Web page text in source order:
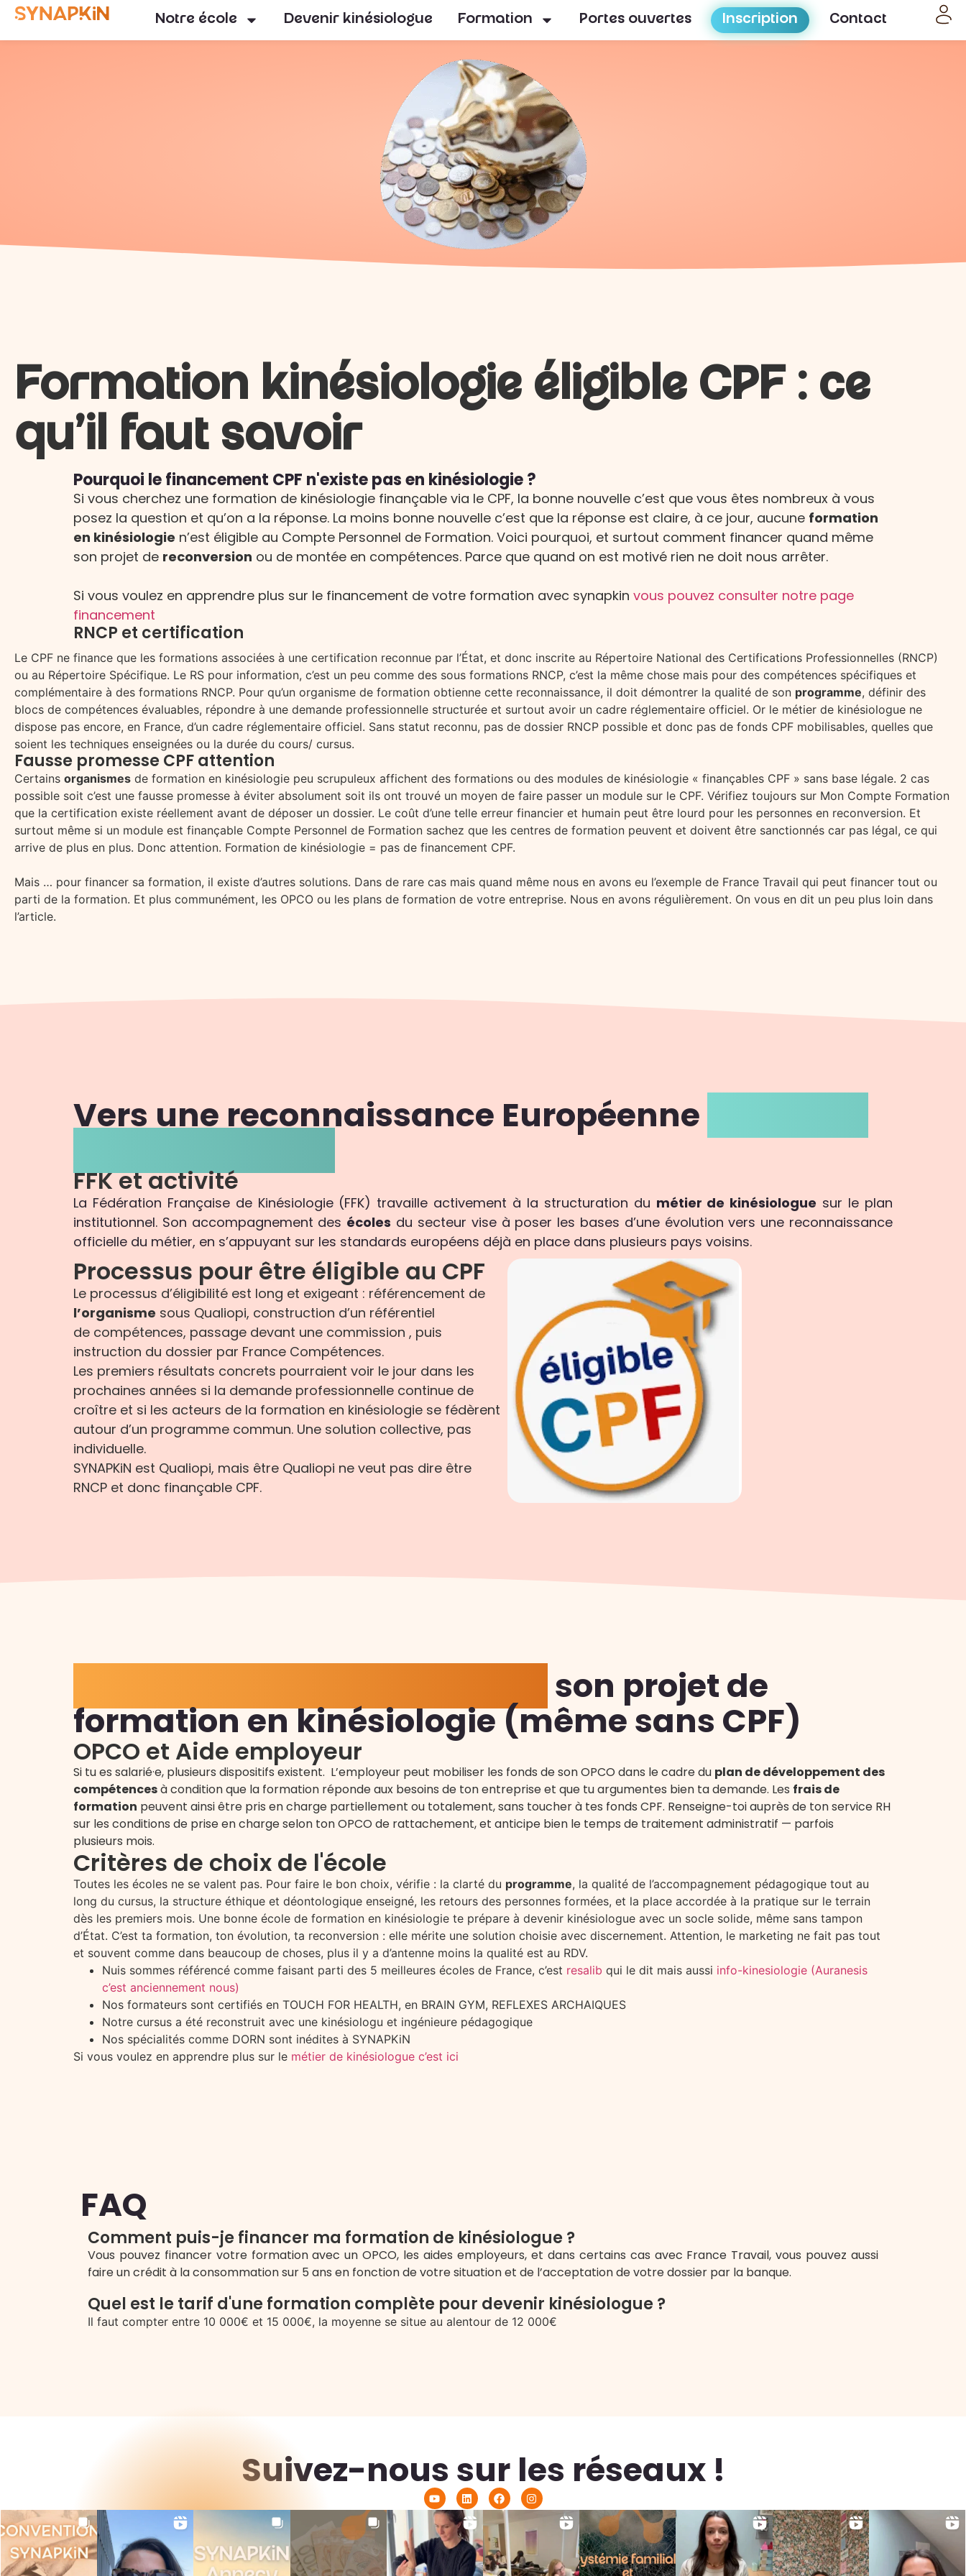
Notre école Devenir kinésiologue Formation Portes ouvertes Inscription Contact
Formation kinésiologie éligible CPF : ce
qu'il faut savoir
Pourquoi le financement CPF n'existe pas en kinésiologie ?
Si vous cherchez une formation de kinésiologie finançable via le CPF, la bonne nouvelle c’est que vous êtes nombreux à vous
posez la question et qu’on a la réponse. La moins bonne nouvelle c’est que la réponse est claire, à ce jour, aucune formation
en kinésiologie n’est éligible au Compte Personnel de Formation. Voici pourquoi, et surtout comment financer quand même
son projet de reconversion ou de montée en compétences. Parce que quand on est motivé rien ne doit nous arrêter.
Si vous voulez en apprendre plus sur le financement de votre formation avec synapkin vous pouvez consulter notre page
financement
RNCP et certification
Le CPF ne finance que les formations associées à une certification reconnue par l’État, et donc inscrite au Répertoire National des Certifications Professionnelles (RNCP)
ou au Répertoire Spécifique. Le RS pour information, c’est un peu comme des sous formations RNCP, c’est la même chose mais pour des compétences spécifiques et
complémentaire à des formations RNCP. Pour qu’un organisme de formation obtienne cette reconnaissance, il doit démontrer la qualité de son programme, définir des
blocs de compétences évaluables, répondre à une demande professionnelle structurée et surtout avoir un cadre réglementaire officiel. Or le métier de kinésiologue ne
dispose pas encore, en France, d’un cadre réglementaire officiel. Sans statut reconnu, pas de dossier RNCP possible et donc pas de fonds CPF mobilisables, quelles que
soient les techniques enseignées ou la durée du cours/ cursus.
Fausse promesse CPF attention
Certains organismes de formation en kinésiologie peu scrupuleux affichent des formations ou des modules de kinésiologie « finançables CPF » sans base légale. 2 cas
possible soit c’est une fausse promesse à éviter absolument soit ils ont trouvé un moyen de faire passer un module sur le CPF. Vérifiez toujours sur Mon Compte Formation
que la certification existe réellement avant de déposer un dossier. Le coût d’une telle erreur financier et humain peut être lourd pour les personnes en reconversion. Et
surtout même si un module est finançable Compte Personnel de Formation sachez que les centres de formation peuvent et doivent être sanctionnés car pas légal, ce qui
arrive de plus en plus. Donc attention. Formation de kinésiologie = pas de financement CPF.
Mais … pour financer sa formation, il existe d’autres solutions. Dans de rare cas mais quand même nous en avons eu l’exemple de France Travail qui peut financer tout ou
parti de la formation. Et plus communément, les OPCO ou les plans de formation de votre entreprise. Nous en avons régulièrement. On vous en dit un peu plus loin dans
l’article.
Vers une reconnaissance Européenne
FFK et activité
La Fédération Française de Kinésiologie (FFK) travaille activement à la structuration du métier de kinésiologue sur le plan
institutionnel. Son accompagnement des écoles du secteur vise à poser les bases d’une évolution vers une reconnaissance
officielle du métier, en s’appuyant sur les standards européens déjà en place dans plusieurs pays voisins.
Processus pour être éligible au CPF
Le processus d’éligibilité est long et exigeant : référencement de
l’organisme sous Qualiopi, construction d’un référentiel
de compétences, passage devant une commission , puis
instruction du dossier par France Compétences.
Les premiers résultats concrets pourraient voir le jour dans les
prochaines années si la demande professionnelle continue de
croître et si les acteurs de la formation en kinésiologie se fédèrent
autour d’un programme commun. Une solution collective, pas
individuelle.
SYNAPKiN est Qualiopi, mais être Qualiopi ne veut pas dire être
RNCP et donc finançable CPF.
son projet de
formation en kinésiologie (même sans CPF)
OPCO et Aide employeur
Si tu es salarié·e, plusieurs dispositifs existent. L’employeur peut mobiliser les fonds de son OPCO dans le cadre du plan de développement des
compétencesà condition que la formation réponde aux besoins de ton entreprise et que tu argumentes bien ta demande. Les frais de
formation peuvent ainsi être pris en charge partiellement ou totalement, sans toucher à tes fonds CPF. Renseigne-toi auprès de ton service RH
sur les conditions de prise en charge selon ton OPCO de rattachement, et anticipe bien le temps de traitement administratif — parfois
plusieurs mois.
Critères de choix de l'école
Toutes les écoles ne se valent pas. Pour faire le bon choix, vérifie : la clarté du programme, la qualité de l’accompagnement pédagogique tout au
long du cursus, la structure éthique et déontologique enseigné, les retours des personnes formées, et la place accordée à la pratique sur le terrain
dès les premiers mois. Une bonne école de formation en kinésiologie te prépare à devenir kinésiologue avec un socle solide, même sans tampon
d’État. C’est ta formation, ton évolution, ta reconversion : elle mérite une solution choisie avec discernement. Attention, le marketing ne fait pas tout
et souvent comme dans beaucoup de choses, plus il y a d’antenne moins la qualité est au RDV.
Nuis sommes référencé comme faisant parti des 5 meilleures écoles de France, c’est resalib qui le dit mais aussi info-kinesiologie (Auranesis
c’est anciennement nous)
Nos formateurs sont certifiés en TOUCH FOR HEALTH, en BRAIN GYM, REFLEXES ARCHAIQUES
Notre cursus a été reconstruit avec une kinésiologu et ingénieure pédagogique
Nos spécialités comme DORN sont inédites à SYNAPKiN
Si vous voulez en apprendre plus sur le métier de kinésiologue c’est ici
FAQ
Comment puis-je financer ma formation de kinésiologue ?
Vous pouvez financer votre formation avec un OPCO, les aides employeurs, et dans certains cas avec France Travail, vous pouvez aussi
faire un crédit à la consommation sur 5 ans en fonction de votre situation et de l’acceptation de votre dossier par la banque.
Quel est le tarif d'une formation complète pour devenir kinésiologue ?
Il faut compter entre 10 000€ et 15 000€, la moyenne se situe au alentour de 12 000€
Suivez-nous sur les réseaux !